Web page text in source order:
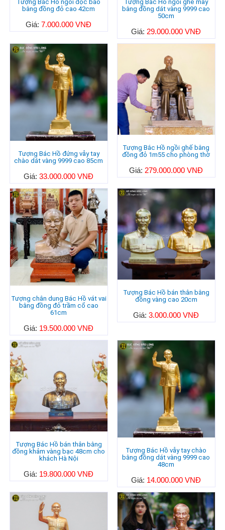
Tượng Bác Hồ ngồi đọc báo
bằng đồng đỏ cao 42cm
Giá:7.000.000 VNĐ
Tượng Bác Hồ ngồi ghế mây
bằng đồng dát vàng 9999 cao
50cm
Giá: 29.000.000 VNĐ
Tượng Bác Hồ đứng vẫy tay
chào dát vàng 9999 cao 85cm
Giá:33.000.000 VNĐ
Tượng Bắc Hồ ngồi ghế bằng
đồng đỏ 1m55 cho phòng thờ
Giá: 279.000.000 VNĐ
Tượng chân dung Bác Hồ vát vai
bằng đồng đỏ trầm cổ cao
61cm
Giá: 19.500.000 VNĐ
Tượng Bác Hồ bán thân bằng
đồng vàng cao 20cm
Giá:3.000.000 VNĐ
Tượng Bác Hồ bán thân bằng
đồng khảm vàng bạc 48cm cho
khách Hà Nội
Giá: 19.800.000 VNĐ
Tượng Bác Hồ vẫy tay chào
bằng đồng dát vàng 9999 cao
48cm
Giá: 14.000.000 VNĐ